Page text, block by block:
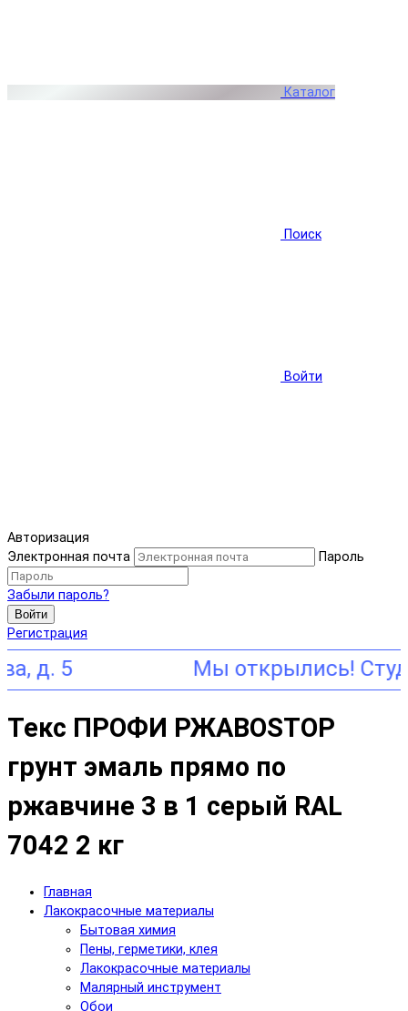
Каталог
Поиск
Войти
Авторизация
Электронная почта
Пароль
Забыли пароль?
Войти
Регистрация
Текс ПРОФИ РЖАВОSTOP
грунт эмаль прямо по
ржавчине 3 в 1 серый RAL
7042 2 кг
Главная
Лакокрасочные материалы
Бытовая химия
Пены, герметики, клея
Лакокрасочные материалы
Малярный инструмент
Обои